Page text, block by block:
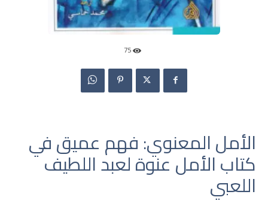
75
الأمل المعنوي: فهم عميق في
كتاب الأمل عنوة لعبد اللطيف
اللعبي